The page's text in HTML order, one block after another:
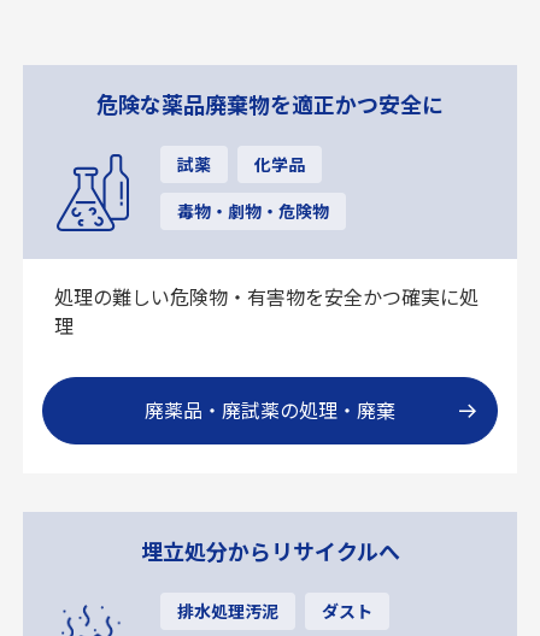
危険な薬品廃棄物を適正かつ安全に
試薬 化学品
毒物・劇物・危険物
処理の難しい危険物・有害物を安全かつ確実に処
理
廃薬品・廃試薬の処理・廃棄
埋立処分からリサイクルへ
排水処理汚泥 ダスト